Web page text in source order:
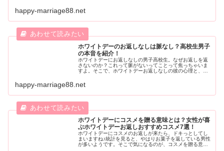
のか？そしてあげていない人からもらう心理などを探って
みましょう！
happy-marriage88.net
ホワイトデーのお返しなしは脈なし？高校生男子
の本音を紹介！
ホワイトデーにお返しなしの男子高校生。なぜお返しを返
さないのか？これって脈がないってことって焦っちゃいま
すよ。そこで、ホワイトデーお返しなしの彼の心理と、お
ばもう焦ったりしなくなるかもしれませんよ♪ホワイトデー
のお返しがなくて不安な人は必見ですよ。
happy-marriage88.net
ホワイトデーにコスメを贈る意味とは？女性が喜
ぶホワイトデーお返しおすすめコスメ7選！
ホワイトデーにコスメのお返しが来たら、ドキっとしてし
まいますね♪統計を見ると、やはりお菓子を返している男性
が多いようです。そこで気になるのが、コスメを贈る意